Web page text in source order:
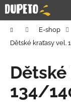
Prejsť
na
obsah
DomovE-shop
Dětské kraťasy vel.
134/
K
o
o
p
o